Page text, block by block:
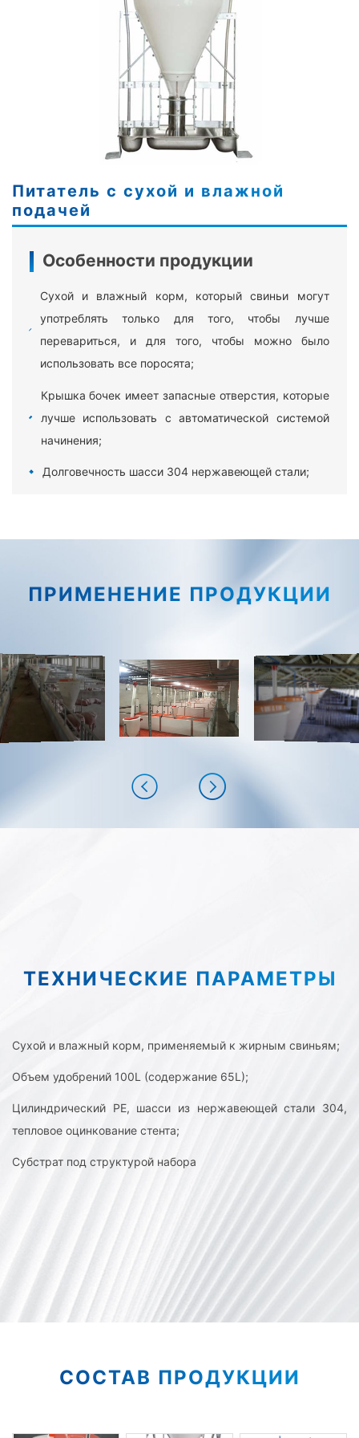
Питатель с сухой и влажной
подачей
Особенности продукции
Сухой и влажный корм, который свиньи могут
употреблять только для того, чтобы лучше
перевариться, и для того, чтобы можно было
использовать все поросята;
Крышка бочек имеет запасные отверстия, которые
лучше использовать с автоматической системой
начинения;
Долговечность шасси 304 нержавеющей стали;
ПРИМЕНЕНИЕ ПРОДУКЦИИ
ТЕХНИЧЕСКИЕ ПАРАМЕТРЫ
Сухой и влажный корм, применяемый к жирным свиньям;
Объем удобрений 100L (содержание 65L);
Цилиндрический PE, шасси из нержавеющей стали 304,
тепловое оцинкование стента;
Субстрат под структурой набора
СОСТАВ ПРОДУКЦИИ